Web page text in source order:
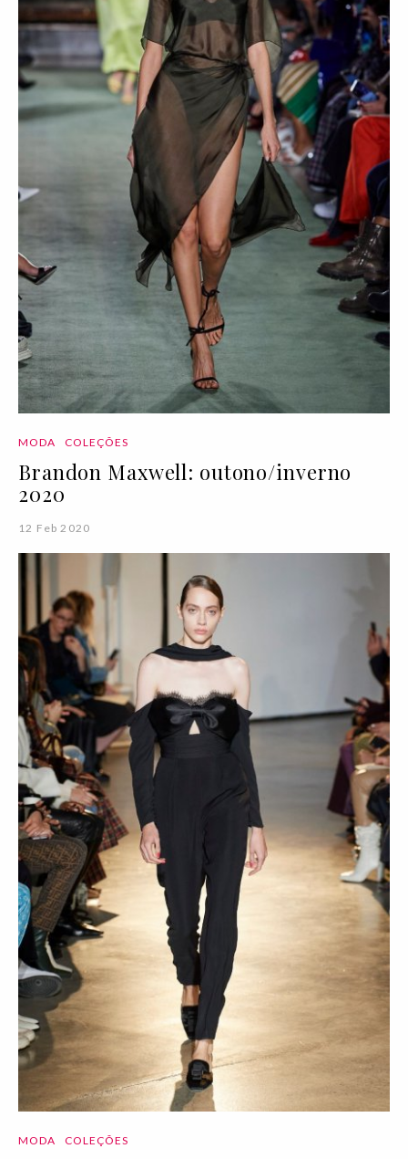
MODA COLEÇÕES
Brandon Maxwell: outono/inverno
2020
12 Feb 2020
MODA COLEÇÕES